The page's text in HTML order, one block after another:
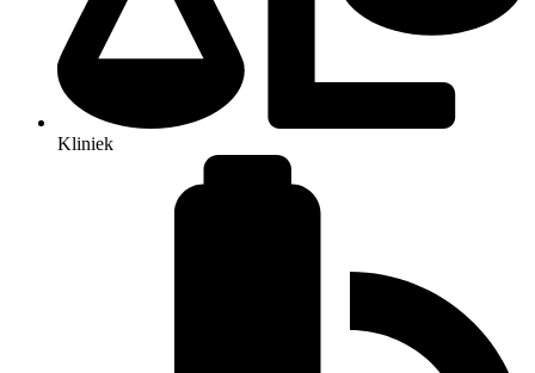
Kliniek